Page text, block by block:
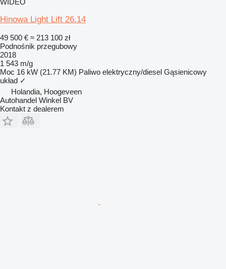
Hinowa Light Lift 26.14
49 500 € ≈ 213 100 zł
Podnośnik przegubowy
2018
1 543 m/g
Moc 16 kW (21.77 KM) Paliwo elektryczny/diesel Gąsienicowy
układ ✓
Holandia, Hoogeveen
Autohandel Winkel BV
Kontakt z dealerem